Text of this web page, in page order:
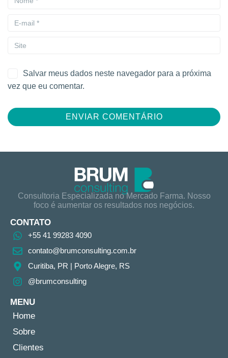
Salvar meus dados neste navegador para a próxima
vez que eu comentar.
Consultoria Especializada no Mercado Farma. Nosso
foco é aumentar os resultados nos negócios.
CONTATO
+55 41 99283 4090
contato@brumconsulting.com.br​
Curitiba, PR​ | Porto Alegre, RS
@brumconsulting
MENU
Home
Sobre
Clientes